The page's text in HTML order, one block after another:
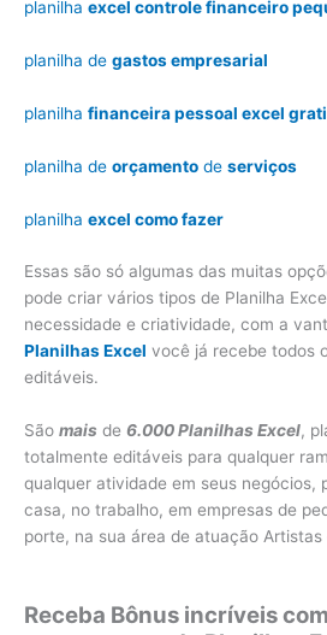
planilha excel controle financeiro
planilha de gastos empresarial
planilha financeira pessoal excel
planilha de orçamento de serviços
planilha excel como fazer
Essas são só algumas das muitas
pode criar vários tipos de Planilha
necessidade e criatividade, com a
Planilhas Excel você já recebe todos
editáveis.
São mais de 6.000 Planilhas Excel,
totalmente editáveis para qualquer
qualquer atividade em seus negócios,
casa, no trabalho, em empresas de
porte, na sua área de atuação
Receba Bônus incríveis